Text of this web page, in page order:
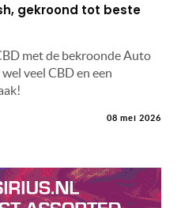
gekroond tot beste
met de bekroonde Auto
veel CBD en een
08 mei 2026